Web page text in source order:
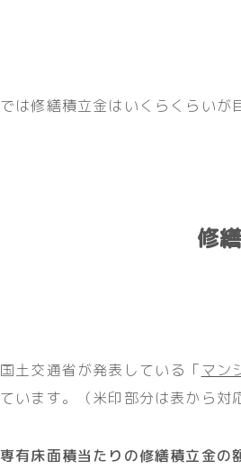
では修繕積立金はいくらくらいが
修
国土交通省が発表している「マン
ています。（米印部分は表から
専有床面積当たりの修繕積立金